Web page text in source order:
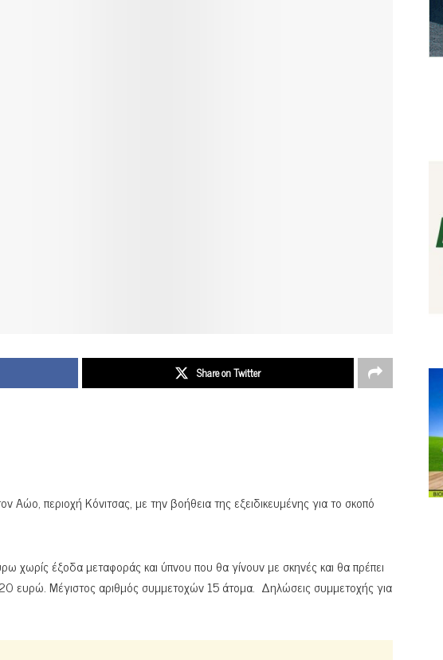
Share on Twitter
Αώο, περιοχή Κόνιτσας, με την βοήθεια της εξειδικευμένης για το σκοπό
χωρίς έξοδα μεταφοράς και ύπνου που θα γίνουν με σκηνές και θα πρέπει
ευρώ. Μέγιστος αριθμός συμμετοχών 15 άτομα. Δηλώσεις συμμετοχής για